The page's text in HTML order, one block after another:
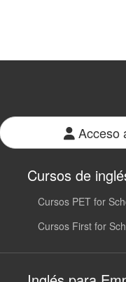
Acceso
Cursos de
Cursos PET for
Cursos First for